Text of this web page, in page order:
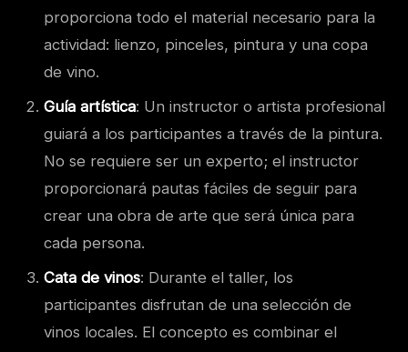
proporciona todo el material necesario para la
actividad: lienzo, pinceles, pintura y una copa
de vino.
Guía artística: Un instructor o artista profesional
guiará a los participantes a través de la pintura.
No se requiere ser un experto; el instructor
proporcionará pautas fáciles de seguir para
crear una obra de arte que será única para
cada persona.
Cata de vinos: Durante el taller, los
participantes disfrutan de una selección de
vinos locales. El concepto es combinar el